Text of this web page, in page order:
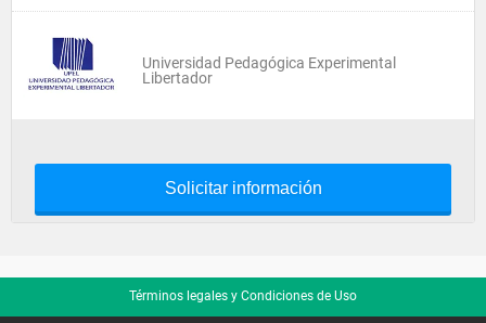
Universidad Pedagógica Experimental
Libertador
Solicitar información
Términos legales y Condiciones de Uso